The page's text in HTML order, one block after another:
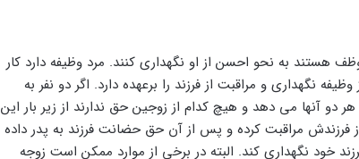
هستند به نحو احسن از او نگهداری کنند. مرد وظیفه دارد کار
نگهداری و مراقبت از فرزند را برعهده دارد. اگر دو نفر به
دو آنها می‌ دهد و هیچ کدام از زوجین حق ندارند از زیر بار این
مراقبت کرده و پس از آن حق حضانت فرزند به پدر داده
خود نگهداری کند. البته در برخی از موارد ممکن است زوجه